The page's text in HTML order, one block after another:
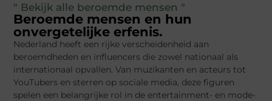
" Bekijk alle beroemde mensen "
Beroemde mensen en hun
onvergetelijke erfenis.
Nederland heeft een rijke verscheidenheid aan
beroemdheden en influencers die zowel nationaal als
internationaal opvallen. Van muzikanten en acteurs tot
YouTubers en sterren op sociale media, deze figuren
spelen een belangrijke rol in de entertainment- en mode-